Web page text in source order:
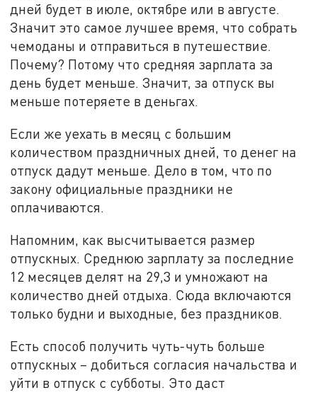
дней будет в июле, октябре или в августе.
Значит это самое лучшее время, что собрать
чемоданы и отправиться в путешествие.
Почему? Потому что средняя зарплата за
день будет меньше. Значит, за отпуск вы
меньше потеряете в деньгах.
Если же уехать в месяц с большим
количеством праздничных дней, то денег на
отпуск дадут меньше. Дело в том, что по
закону официальные праздники не
оплачиваются.
Напомним, как высчитывается размер
отпускных. Среднюю зарплату за последние
12 месяцев делят на 29,3 и умножают на
количество дней отдыха. Сюда включаются
только будни и выходные, без праздников.
Есть способ получить чуть-чуть больше
отпускных – добиться согласия начальства и
уйти в отпуск с субботы. Это даст